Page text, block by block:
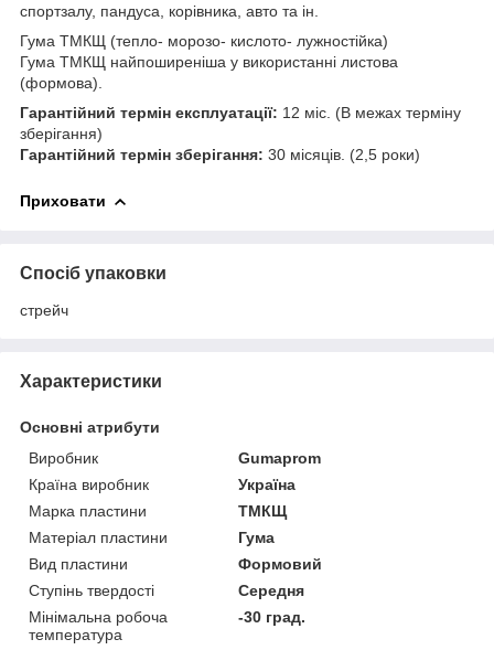
спортзалу, пандуса, корівника, авто та ін.
Гума ТМКЩ (тепло- морозо- кислото- лужностійка)
Гума ТМКЩ найпоширеніша у використанні листова
(формова).
Гарантійний термін експлуатації: 12 міс. (В межах терміну
зберігання)
Гарантійний термін зберігання: 30 місяців. (2,5 роки)
Приховати
Спосіб упаковки
стрейч
Характеристики
Основні атрибути
Виробник
Gumaprom
Країна виробник
Україна
Марка пластини
ТМКЩ
Матеріал пластини
Гума
Вид пластини
Формовий
Ступінь твердості
Середня
Мінімальна робоча
температура
-30 град.